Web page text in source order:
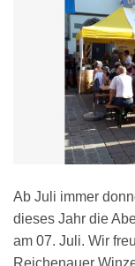
Ab Juli immer
dieses Jahr die
am 07. Juli. Wir
Reichenauer